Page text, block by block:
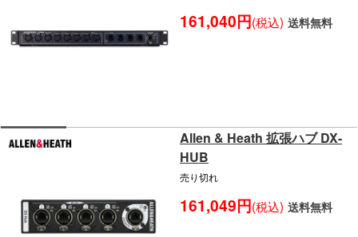
161,040円(税込) 送料無料
Allen & Heath 拡張ハブ DX-
HUB
売り切れ
161,049円(税込) 送料無料